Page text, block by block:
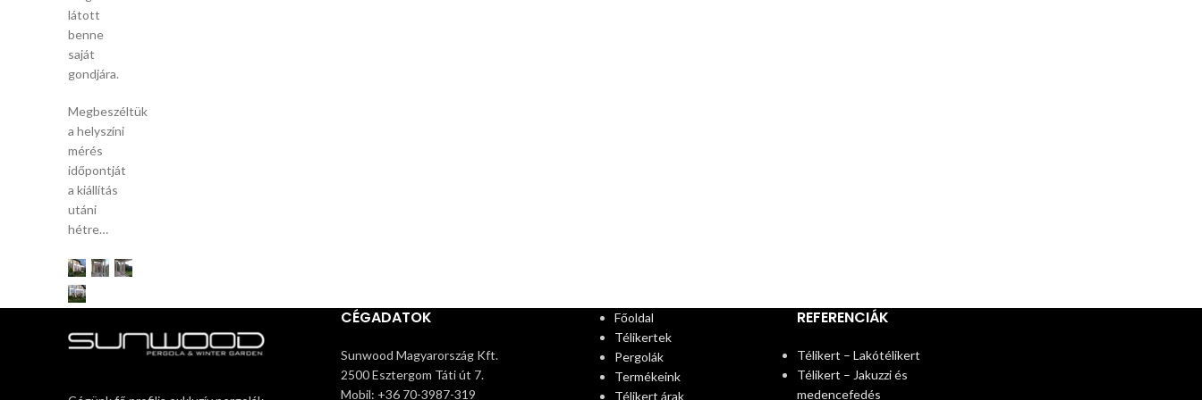
látott
benne
saját
gondjára.
Megbeszéltük
a helyszíni
mérés
időpontját
a kiállítás
utáni
hétre…
CÉGADATOK
Sunwood Magyarország Kft.
2500 Esztergom Táti út 7.
Mobil: +36 70-3987-319
Főoldal
Télikertek
Pergolák
Termékeink
Télikert árak
REFERENCIÁK
Télikert – Lakótélikert
Télikert – Jakuzzi és
medencefedés